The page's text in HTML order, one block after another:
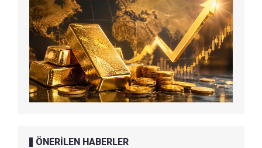
ÖNERİLEN HABERLER